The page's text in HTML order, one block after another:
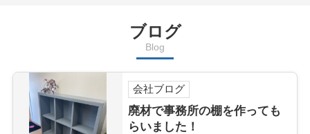
ブログ
Blog
会社ブログ
廃材で事務所の棚を作っても
らいました！